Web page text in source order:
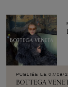
PUBLIÉE LE 07/08/
BOTTEGA